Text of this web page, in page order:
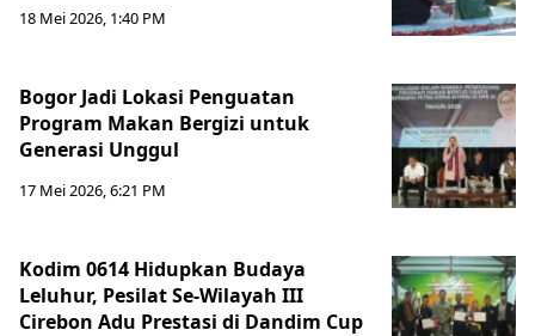
18 Mei 2026, 1:40 PM
Bogor Jadi Lokasi Penguatan
Program Makan Bergizi untuk
Generasi Unggul
17 Mei 2026, 6:21 PM
Kodim 0614 Hidupkan Budaya
Leluhur, Pesilat Se-Wilayah III
Cirebon Adu Prestasi di Dandim Cup